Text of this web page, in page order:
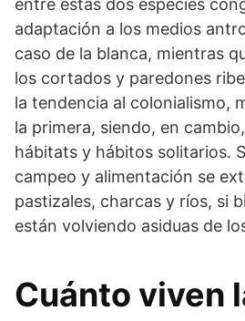
entre estas dos especies
adaptación a los medios
caso de la blanca, mientras
los cortados y paredones
la tendencia al colonialismo,
la primera, siendo, en
hábitats y hábitos solitarios.
campeo y alimentación se
pastizales, charcas y ríos, si
están volviendo asiduas de
Cuánto viven